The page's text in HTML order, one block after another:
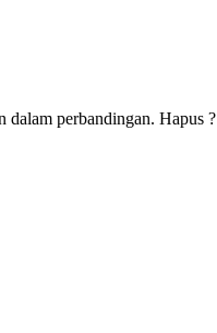
dalam perbandingan. Hapus ?